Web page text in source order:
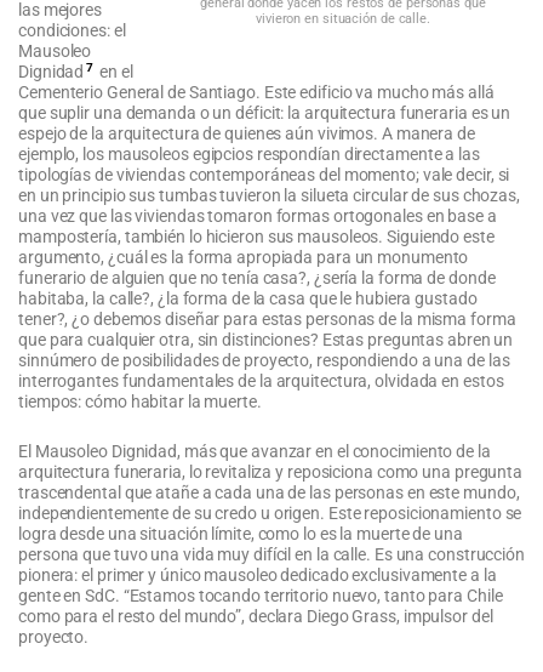
vivieron en situación de calle.
las mejores
condiciones: el
Mausoleo
Dignidad 7 en el
Cementerio General de Santiago. Este edificio va mucho más allá
que suplir una demanda o un déficit: la arquitectura funeraria es un
espejo de la arquitectura de quienes aún vivimos. A manera de
ejemplo, los mausoleos egipcios respondían directamente a las
tipologías de viviendas contemporáneas del momento; vale decir, si
en un principio sus tumbas tuvieron la silueta circular de sus chozas,
una vez que las viviendas tomaron formas ortogonales en base a
mampostería, también lo hicieron sus mausoleos. Siguiendo este
argumento, ¿cuál es la forma apropiada para un monumento
funerario de alguien que no tenía casa?, ¿sería la forma de donde
habitaba, la calle?, ¿la forma de la casa que le hubiera gustado
tener?, ¿o debemos diseñar para estas personas de la misma forma
que para cualquier otra, sin distinciones? Estas preguntas abren un
sinnúmero de posibilidades de proyecto, respondiendo a una de las
interrogantes fundamentales de la arquitectura, olvidada en estos
tiempos: cómo habitar la muerte.
El Mausoleo Dignidad, más que avanzar en el conocimiento de la
arquitectura funeraria, lo revitaliza y reposiciona como una pregunta
trascendental que atañe a cada una de las personas en este mundo,
independientemente de su credo u origen. Este reposicionamiento se
logra desde una situación límite, como lo es la muerte de una
persona que tuvo una vida muy difícil en la calle. Es una construcción
pionera: el primer y único mausoleo dedicado exclusivamente a la
gente en SdC. “Estamos tocando territorio nuevo, tanto para Chile
como para el resto del mundo”, declara Diego Grass, impulsor del
proyecto.